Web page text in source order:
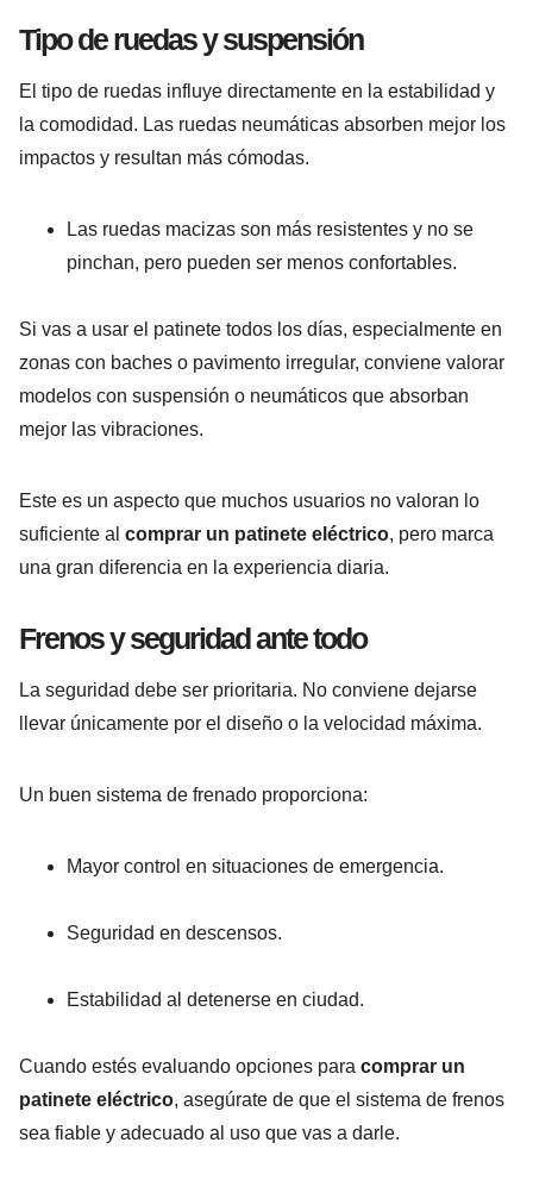
Tipo de ruedas y suspensión
El tipo de ruedas influye directamente en la estabilidad y
la comodidad. Las ruedas neumáticas absorben mejor los
impactos y resultan más cómodas.
Las ruedas macizas son más resistentes y no se
pinchan, pero pueden ser menos confortables.
Si vas a usar el patinete todos los días, especialmente en
zonas con baches o pavimento irregular, conviene valorar
modelos con suspensión o neumáticos que absorban
mejor las vibraciones.
Este es un aspecto que muchos usuarios no valoran lo
suficiente al comprar un patinete eléctrico, pero marca
una gran diferencia en la experiencia diaria.
Frenos y seguridad ante todo
La seguridad debe ser prioritaria. No conviene dejarse
llevar únicamente por el diseño o la velocidad máxima.
Un buen sistema de frenado proporciona:
Mayor control en situaciones de emergencia.
Seguridad en descensos.
Estabilidad al detenerse en ciudad.
Cuando estés evaluando opciones para comprar un
patinete eléctrico, asegúrate de que el sistema de frenos
sea fiable y adecuado al uso que vas a darle.